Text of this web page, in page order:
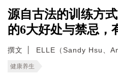
源自古法的训练方
的6大好处与禁忌，
撰文 ELLE（Sandy Hsu、
健康养生